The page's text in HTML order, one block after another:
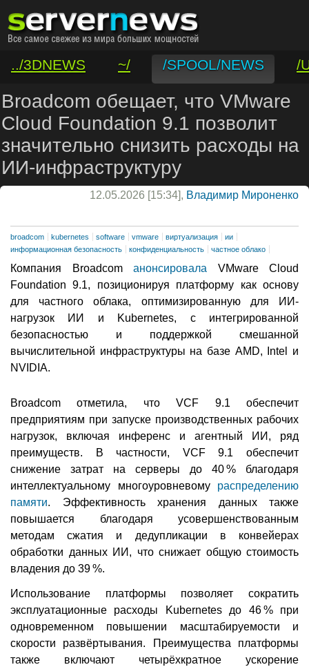
../3DNEWS ~/ /SPOOL/NEWS
/
/VAR/CONTACT
Broadcom обещает, что VMware
Cloud Foundation 9.1 позволит
значительно снизить расходы на
ИИ-инфраструктуру
12.05.2026 [15:34], Владимир Мироненко
broadcom kubernetes software vmware виртуализация
ии
информационная безопасность
конфиденциальность частное облако
Компания Broadcom анонсировала VMware Cloud
Foundation 9.1, позиционируя платформу как основу
для частного облака, оптимизированную для ИИ-
нагрузок ИИ и Kubernetes, с интегрированной
безопасностью и поддержкой смешанной
вычислительной инфраструктуры на базе AMD, Intel и
NVIDIA.
Broadcom отметила, что VCF 9.1 обеспечит
предприятиям при запуске производственных рабочих
нагрузок, включая инференс и агентный ИИ, ряд
преимуществ. В частности, VCF 9.1 обеспечит
снижение затрат на серверы до 40 % благодаря
интеллектуальному многоуровневому распределению
памяти. Эффективность хранения данных также
повышается благодаря усовершенствованным
методам сжатия и дедупликации в конвейерах
обработки данных ИИ, что снижает общую стоимость
владения до 39 %.
Использование платформы позволяет сократить
эксплуатационные расходы Kubernetes до 46 % при
одновременном повышении масштабируемости и
скорости развёртывания. Преимущества платформы
также включают четырёхкратное ускорение